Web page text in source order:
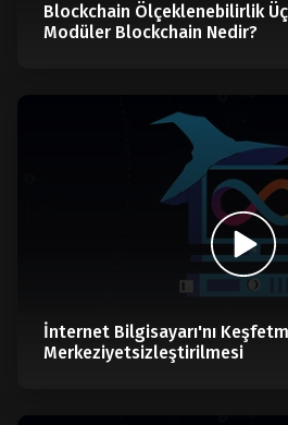
Blockchain Ölçeklenebilirlik
Modüler Blockchain Nedir?
İnternet Bilgisayarı'nı
Merkeziyetsizleştirilmesi